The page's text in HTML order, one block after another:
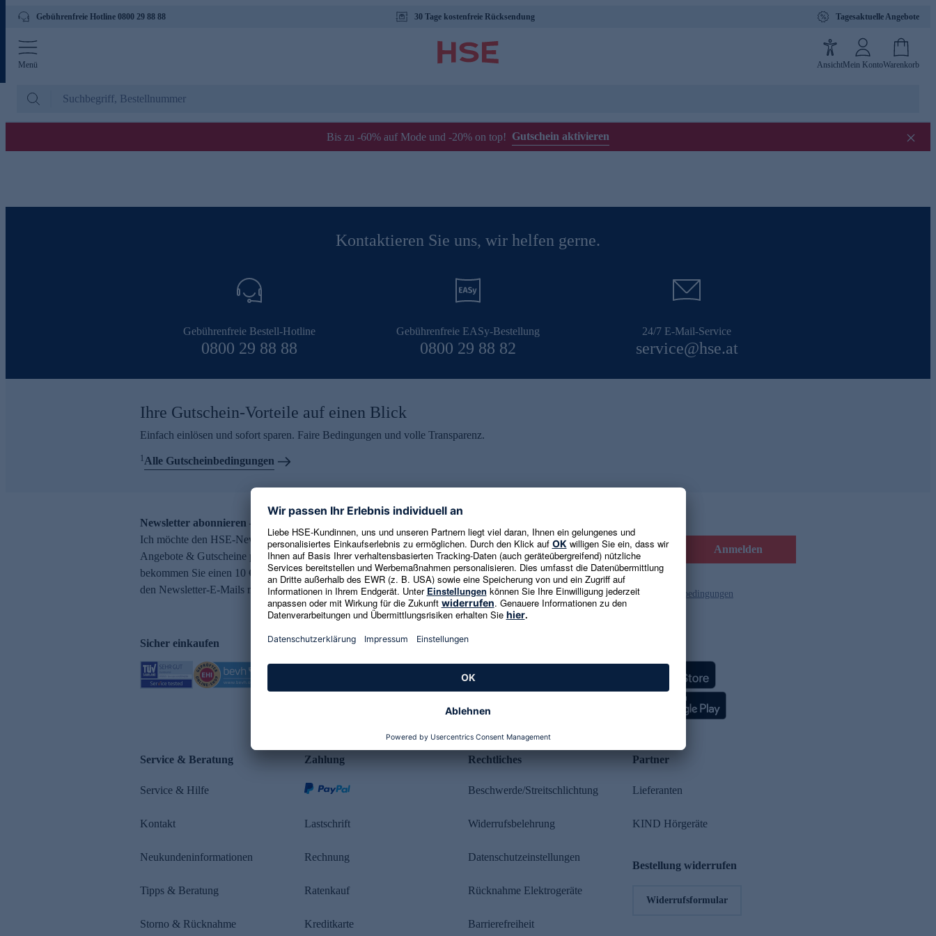
Gebührenfreie Hotline 0800 29 88 88 30 Tage kostenfreie Rücksendung Tagesaktuelle Angebote
Menü AnsichtMein KontoWarenkorb
Bis zu -60% auf Mode und -20% on top! Gutschein aktivieren
Kontaktieren Sie uns, wir helfen gerne.
Gebührenfreie Bestell-Hotline
0800 29 88 88
Gebührenfreie EASy-Bestellung
0800 29 88 82
24/7 E-Mail-Service
service@hse.at
Ihre Gutschein-Vorteile auf einen Blick
Einfach einlösen und sofort sparen. Faire Bedingungen und volle Transparenz.
1Alle Gutscheinbedingungen
Newsletter abonnieren – 10 € Gutschein erhalten
Ich möchte den HSE-Newsletter abonnieren und aktuelle Trends,
Angebote & Gutscheine per E-Mail erhalten. Als Dankeschön
bekommen Sie einen 10 € Gutschein. Eine Abmeldung ist jederzeit in
den Newsletter-E-Mails möglich.
E-Mail-Adresse eingeben Anmelden
Es gelten die Datenschutzrichtlinienund die Gutscheinbedingungen
Sicher einkaufen Kundenbewertung
Service & Beratung
Service & Hilfe
Kontakt
Neukundeninformationen
Tipps & Beratung
Storno & Rücknahme
Zahlung
Lastschrift
Rechnung
Ratenkauf
Kreditkarte
Rechtliches
Beschwerde/Streitschlichtung
Widerrufsbelehrung
Datenschutzeinstellungen
Rücknahme Elektrogeräte
Barrierefreiheit
Partner
Lieferanten
KIND Hörgeräte
Bestellung widerrufen
Widerrufsformular